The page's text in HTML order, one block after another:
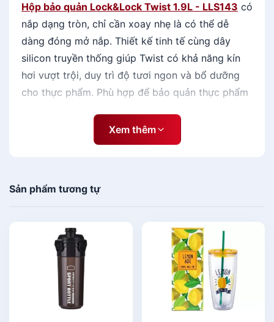
Hộp bảo quản Lock&Lock Twist 1.9L - LLS143 có
nắp dạng tròn, chỉ cần xoay nhẹ là có thể dễ
dàng đóng mở nắp. Thiết kế tinh tế cùng dây
silicon truyền thống giúp Twist có khả năng kín
hơi vượt trội, duy trì độ tươi ngon và bổ dưỡng
cho thực phẩm. Phù hợp để bảo quản thực phẩm
Đặc tính sản phẩm :
ngay cả với trẻ nhỏ.
- Khả năng kín hơi vượt trội bảo quản thực phẩm
an toàn và tươi ngon.
hộp nhựa
trong suốt và có vạch đo, giúp
dễ dàng kiểm tra nội dung còn lại bên trong sau
mỗi lần sử dụng.
Xem thêm
Sản phẩm tương tự